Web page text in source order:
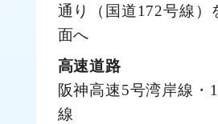
通り（国道172号線）
面へ
高速道路
阪神高速5号湾岸線・
線